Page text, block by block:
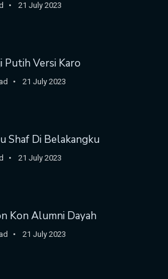
21 July 2023
Putih Versi Karo
21 July 2023
Shaf Di Belakangku
21 July 2023
Kon Alumni Dayah
21 July 2023